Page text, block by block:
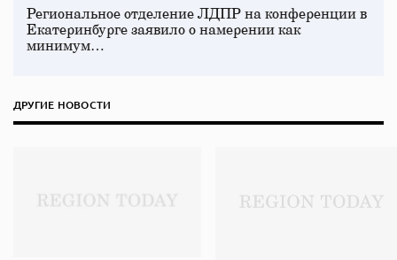
Региональное отделение ЛДПР на конференции в
Екатеринбурге заявило о намерении как
минимум…
ДРУГИЕ НОВОСТИ